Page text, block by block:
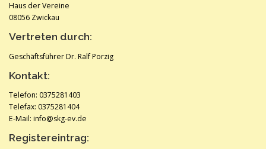
Haus der Vereine
08056 Zwickau
Vertreten durch:
Geschäftsführer Dr. Ralf Porzig
Kontakt:
Telefon: 0375281403
Telefax: 0375281404
E-Mail: info@skg-ev.de
Registereintrag: